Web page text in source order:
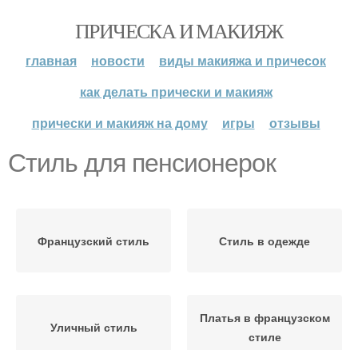
ПРИЧЕСКА И МАКИЯЖ
главная новости
виды макияжа и причесок
как делать прически и макияж
прически и макияж на дому
игры отзывы
Стиль для пенсионерок
Французский стиль Стиль в одежде
Уличный стиль
Платья в французском
стиле